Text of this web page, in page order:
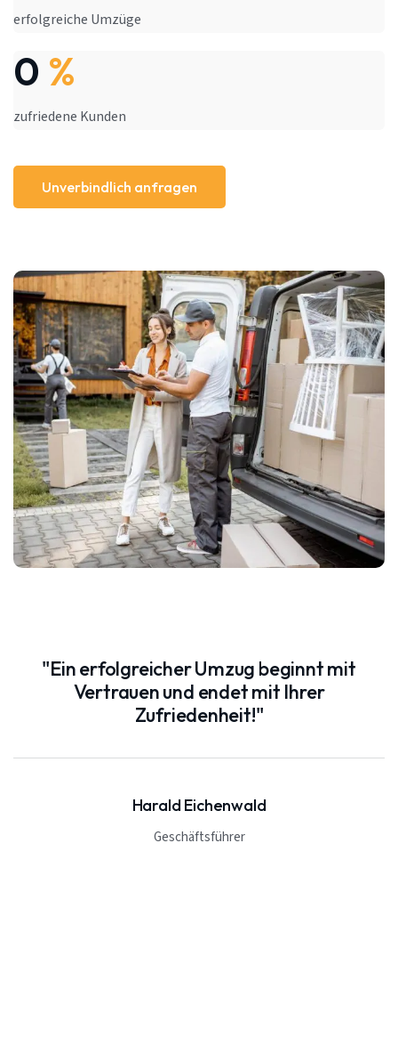
"Ein erfolgreicher Umzug beginnt mit
Vertrauen und endet mit Ihrer
Zufriedenheit!"
Harald Eichenwald
Geschäftsführer
erfolgreiche Umzüge
0 %
zufriedene Kunden
Unverbindlich anfragen